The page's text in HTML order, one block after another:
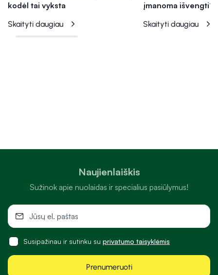
kodėl tai vyksta
Skaityti daugiau
įmanoma išvengti?
Skaityti daugiau
Naujienlaiškis
Sužinok apie nuolaidas ir specialius pasiūlymus!
Susipažinau ir sutinku su privatumo taisyklėmis
Prenumeruoti